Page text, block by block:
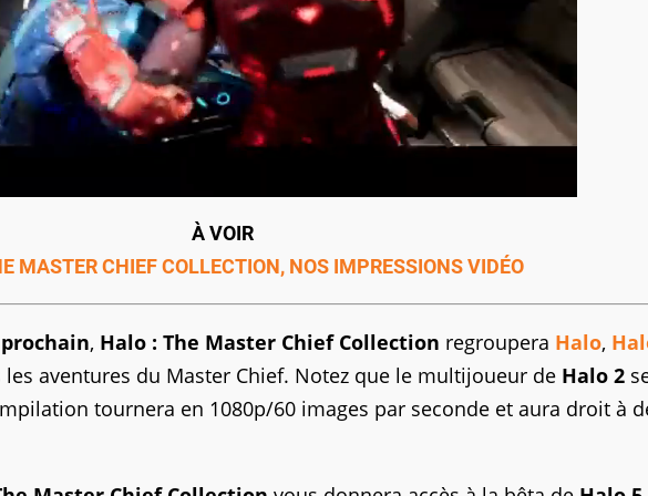
À VOIR
MASTER CHIEF COLLECTION, NOS IMPRESSIONS VIDÉO
, Halo : The Master Chief Collection regroupera Halo,
les aventures du Master Chief. Notez que le multijoueur de Halo 2
tournera en 1080p/60 images par seconde et aura droit à